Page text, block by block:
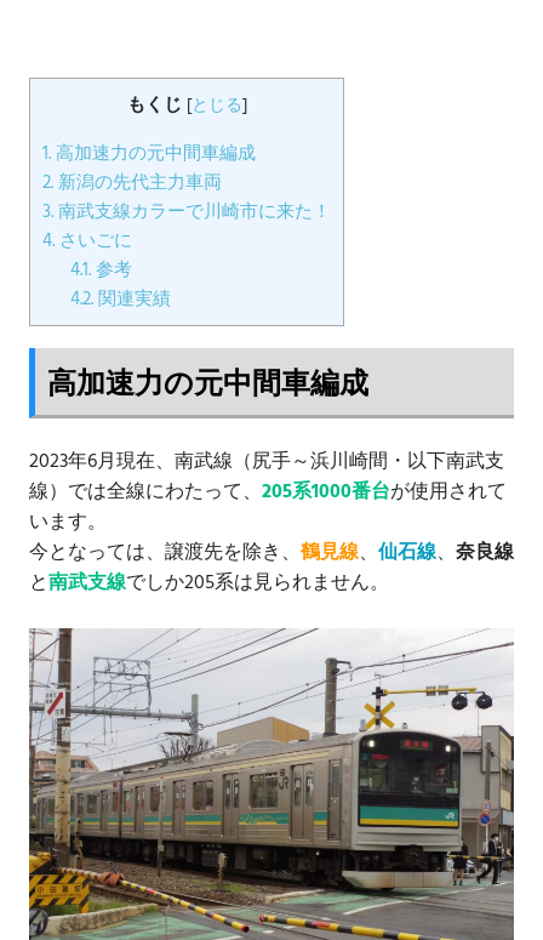
もくじ [とじる]
1.高加速力の元中間車編成
2.新潟の先代主力車両
3.南武支線カラーで川崎市に来た！
4. さいごに
4.1.参考
4.2.関連実績
高加速力の元中間車編成
2023年6月現在、南武線（尻手～浜川崎間・以下南武支
線）では全線にわたって、 205系1000番台が使用されて
います。
今となっては、譲渡先を除き、 鶴見線、 仙石線、 奈良線
と南武支線でしか205系は見られません。